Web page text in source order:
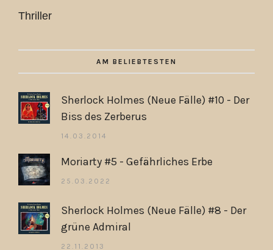
Thriller
AM BELIEBTESTEN
Sherlock Holmes (Neue Fälle) #10 - Der
Biss des Zerberus
14.03.2014
Moriarty #5 - Gefährliches Erbe
25.03.2022
Sherlock Holmes (Neue Fälle) #8 - Der
grüne Admiral
22.11.2013